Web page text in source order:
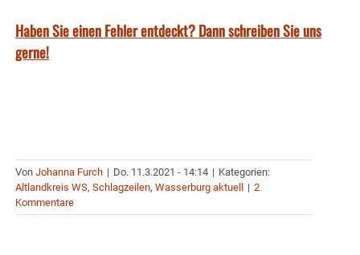
Haben Sie einen Fehler entdeckt? Dann schreiben Sie uns
gerne!
Von Johanna Furch | Do. 11.3.2021 - 14:14 | Kategorien:
Altlandkreis WS, Schlagzeilen, Wasserburg aktuell | 2
Kommentare